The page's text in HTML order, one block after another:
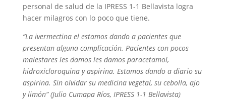
personal de salud de la IPRESS 1-1 Bellavista logra
hacer milagros con lo poco que tiene.
“La ivermectina el estamos dando a pacientes que
presentan alguna complicación. Pacientes con pocos
malestares les damos les damos paracetamol,
hidroxicloroquina y aspirina. Estamos dando a diario su
aspirina. Sin olvidar su medicina vegetal, su cebolla, ajo
y limón” (Julio Cumapa Ríos, IPRESS 1-1 Bellavista)